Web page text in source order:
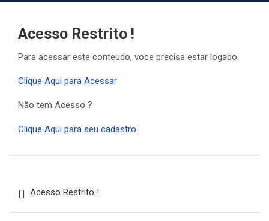
Acesso Restrito !
Para acessar este conteudo, voce precisa estar logado.
Clique Aqui para Acessar
Não tem Acesso ?
Clique Aqui para seu cadastro
Acesso Restrito !